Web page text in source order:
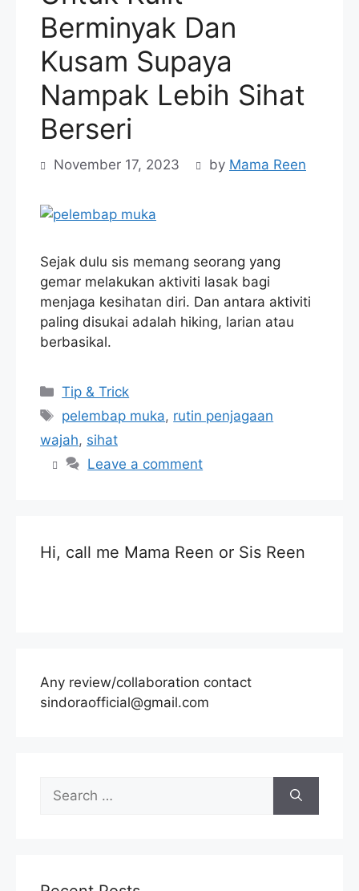
Berminyak Dan
Kusam Supaya
Nampak Lebih Sihat
Berseri
November 17, 2023 by Mama Reen
Sejak dulu sis memang seorang yang
gemar melakukan aktiviti lasak bagi
menjaga kesihatan diri. Dan antara aktiviti
paling disukai adalah hiking, larian atau
berbasikal.
Categories
Tip & Trick
Tags
pelembap muka, rutin penjagaan
wajah, sihat
Leave a comment
Hi, call me Mama Reen or Sis Reen
Any review/collaboration contact
sindoraofficial@gmail.com
for: